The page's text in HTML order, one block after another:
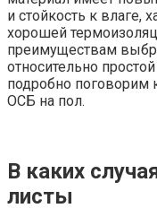
и стойкость к влаге,
хорошей
преимуществам
относительно
подробно поговорим
ОСБ на пол.
В каких
листы